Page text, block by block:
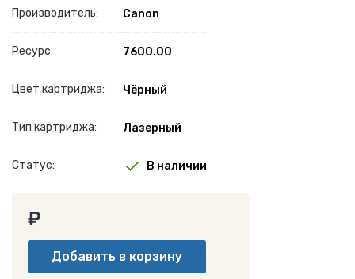
Производитель: Canon
Ресурс: 7600.00
Цвет картриджа: Чёрный
Тип картриджа: Лазерный
Статус: В наличии
₽